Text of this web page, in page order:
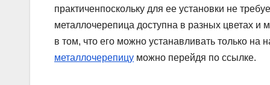
практиченпоскольку для ее установки не
металлочерепица доступна в разных цветах и
в том, что его можно устанавливать только
металлочерепицу можно перейдя по ссылке.